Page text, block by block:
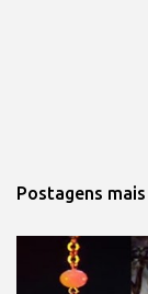
Postagens